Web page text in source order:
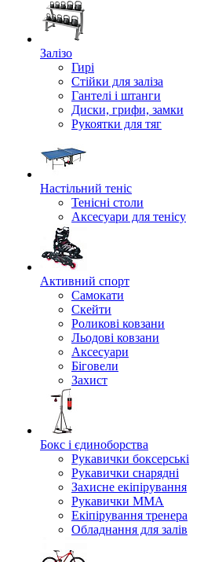
Залізо
Гирі
Стійки для заліза
Гантелі і штанги
Диски, грифи, замки
Рукоятки для тяг
Настільний теніс
Тенісні столи
Аксесуари для тенісу
Активний спорт
Самокати
Скейти
Роликові ковзани
Льодові ковзани
Аксесуари
Біговели
Захист
Бокс і єдиноборства
Рукавички боксерські
Рукавички снарядні
Захисне екіпірування
Рукавички ММА
Екіпірування тренера
Обладнання для залів